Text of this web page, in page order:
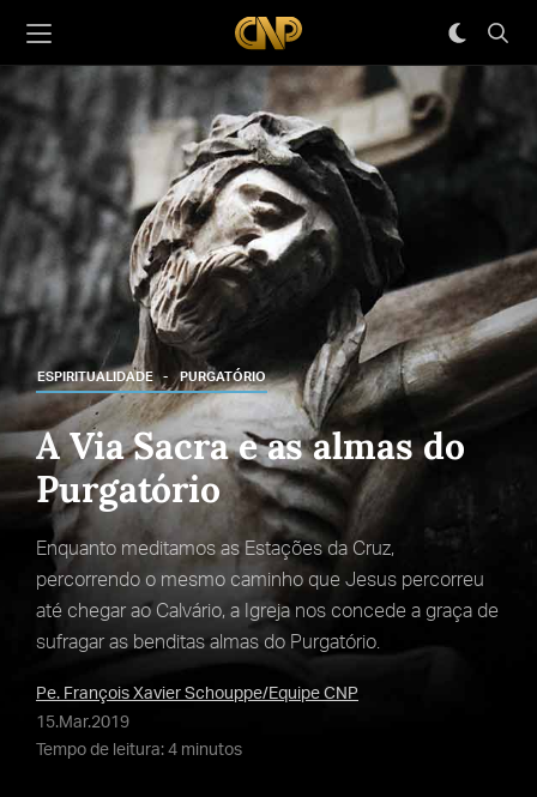
ESPIRITUALIDADE PURGATÓRIO
A Via Sacra e as almas do
Purgatório
Enquanto meditamos as Estações da Cruz,
percorrendo o mesmo caminho que Jesus percorreu
até chegar ao Calvário, a Igreja nos concede a graça de
sufragar as benditas almas do Purgatório.
Pe. François Xavier Schouppe/Equipe CNP
15.Mar.2019
Tempo de leitura: 4 minutos